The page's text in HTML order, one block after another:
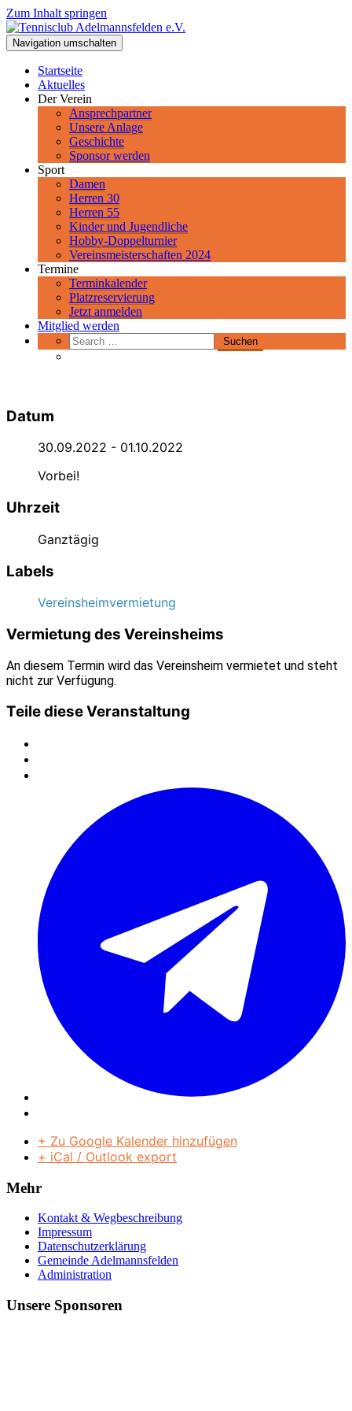
Zum Inhalt springen
Tennisclub Adelmannsfelden e.V.
Spiel, Satz und Sieg! Herzlich Willkommen beim Tennisclub
Adelmannsfelden im schwäbischen Ostalbkreis.
Navigation umschalten
Startseite
Aktuelles
Der Verein
Ansprechpartner
Unsere Anlage
Geschichte
Sponsor werden
Sport
Damen
Herren 30
Herren 55
Kinder und Jugendliche
Hobby-Doppelturnier
Vereinsmeisterschaften 2024
Termine
Terminkalender
Platzreservierung
Jetzt anmelden
Mitglied werden
Datum
30.09.2022 - 01.10.2022
Vorbei!
Uhrzeit
Ganztägig
Labels
Vereinsheimvermietung
Vermietung des Vereinsheims
An diesem Termin wird das Vereinsheim vermietet und steht
nicht zur Verfügung.
Teile diese Veranstaltung
+ Zu Google Kalender hinzufügen
+ iCal / Outlook export
Mehr
Kontakt & Wegbeschreibung
Impressum
Datenschutzerklärung
Gemeinde Adelmannsfelden
Administration
Unsere Sponsoren